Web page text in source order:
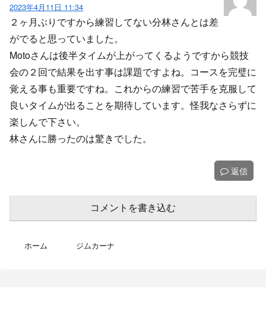
2023年4月11日 11:34
２ヶ月ぶりですから練習してない分林さんとは差
がでると思っていました。
Motoさんは後半タイムが上がってくるようですから競技
会の２回で結果を出す事は課題ですよね。コースを完璧に
覚える事も重要ですね。これからの練習で苦手を克服して
良いタイムが出ることを期待しています。怪我なさらずに
楽しんで下さい。
林さんに勝ったのは驚きでした。
返信
コメントを書き込む
ホーム ジムカーナ